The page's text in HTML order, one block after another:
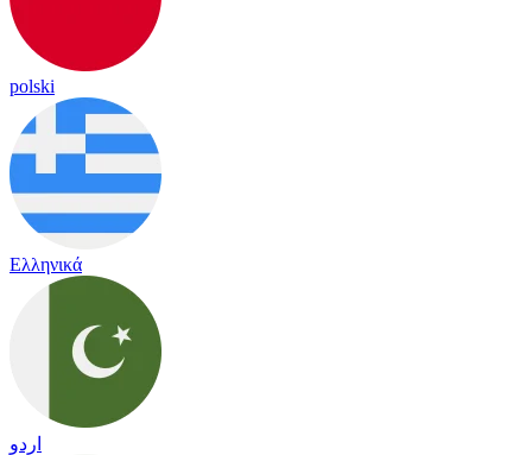
polski
Ελληνικά
اردو